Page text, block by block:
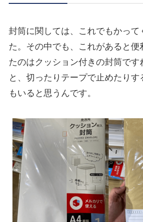
封筒に関しては、これでもかって
た。その中でも、これがあると便
たのはクッション付きの封筒です
と、切ったりテープで止めたり
もいると思うんです。